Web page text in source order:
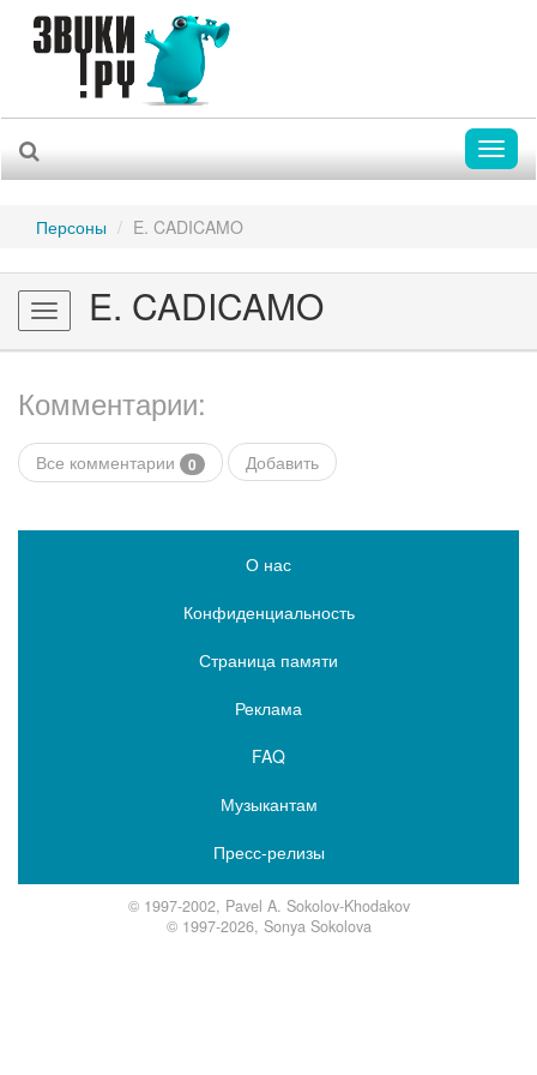
Персоны E. CADICAMO
Toggle
navigation
E. CADICAMO
Комментарии:
Все комментарии 0 Добавить
О нас
Конфиденциальность
Страница памяти
Реклама
FAQ
Музыкантам
Пресс-релизы
© 1997-2002, Pavel A. Sokolov-Khodakov
© 1997-2026, Sonya Sokolova